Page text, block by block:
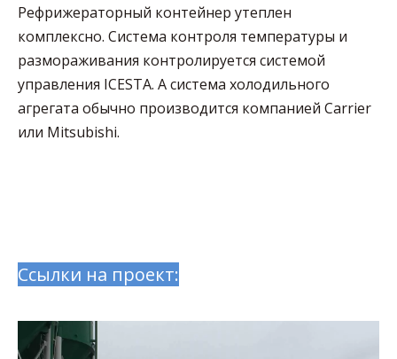
Рефрижераторный контейнер утеплен
комплексно. Система контроля температуры и
размораживания контролируется системой
управления ICESTA. А система холодильного
агрегата обычно производится компанией Carrier
или Mitsubishi.
Ссылки на проект: